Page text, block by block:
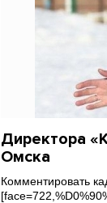
Директора
Омска
Комментировать